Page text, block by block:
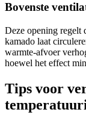
Bovenste
Deze opening regelt
kamado laat
warmte-afvoer
hoewel het effect
Tips voor